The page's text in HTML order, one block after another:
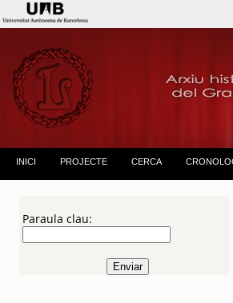
INICI PROJECTE CERCA
Paraula clau: